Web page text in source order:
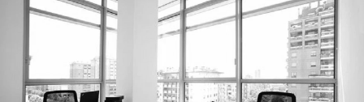
Napoli
Business
Roma
Coworking
Campania